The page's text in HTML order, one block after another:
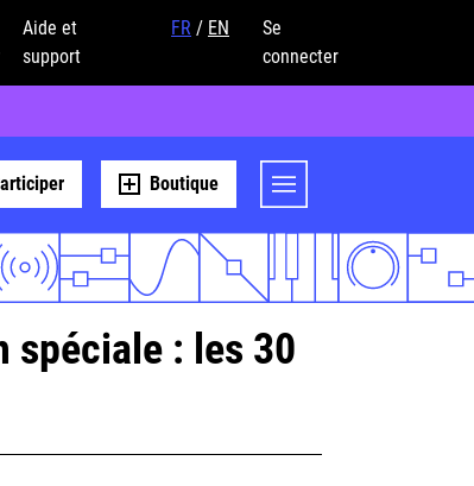
Aide et
support
FR / EN
Se
connecter
Boutique
spéciale : les 30